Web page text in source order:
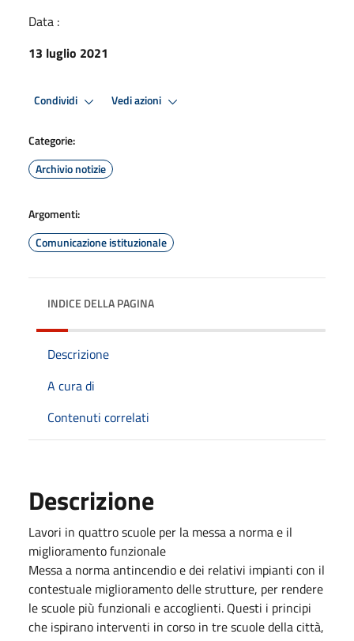
Data :
13 luglio 2021
Condividi Vedi azioni
Categorie:
Archivio notizie
Argomenti:
Comunicazione istituzionale
INDICE DELLA PAGINA
Descrizione
A cura di
Contenuti correlati
Descrizione
Lavori in quattro scuole per la messa a norma e il
miglioramento funzionale
Messa a norma antincendio e dei relativi impianti con il
contestuale miglioramento delle strutture, per rendere
le scuole più funzionali e accoglienti. Questi i principi
che ispirano interventi in corso in tre scuole della città,